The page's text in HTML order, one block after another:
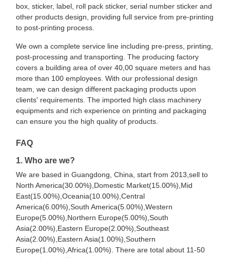
box, sticker, label, roll pack sticker, serial number sticker and
other products design, providing full service from pre-printing
to post-printing process.
We own a complete service line including pre-press, printing,
post-processing and transporting. The producing factory
covers a building area of over 40,00 square meters and has
more than 100 employees. With our professional design
team, we can design different packaging products upon
clients' requirements. The imported high class machinery
equipments and rich experience on printing and packaging
can ensure you the high quality of products.
FAQ
1. Who are we?
We are based in Guangdong, China, start from 2013,sell to
North America(30.00%),Domestic Market(15.00%),Mid
East(15.00%),Oceania(10.00%),Central
America(6.00%),South America(5.00%),Western
Europe(5.00%),Northern Europe(5.00%),South
Asia(2.00%),Eastern Europe(2.00%),Southeast
Asia(2.00%),Eastern Asia(1.00%),Southern
Europe(1.00%),Africa(1.00%). There are total about 11-50